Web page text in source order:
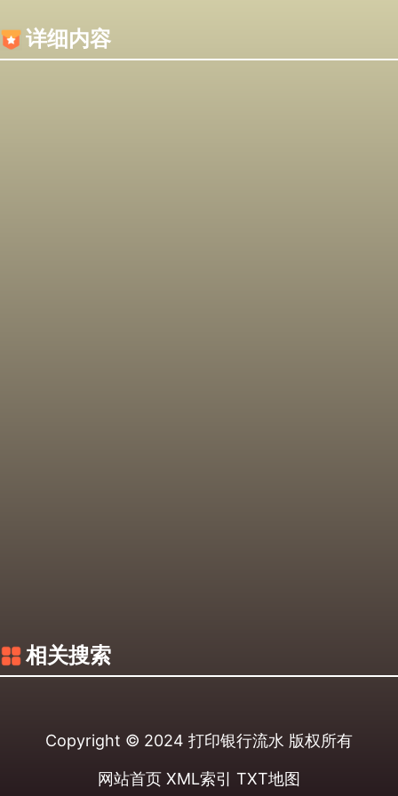
详细内容
相关搜索
Copyright © 2024 打印银行流水 版权所有
网站首页 XML索引 TXT地图